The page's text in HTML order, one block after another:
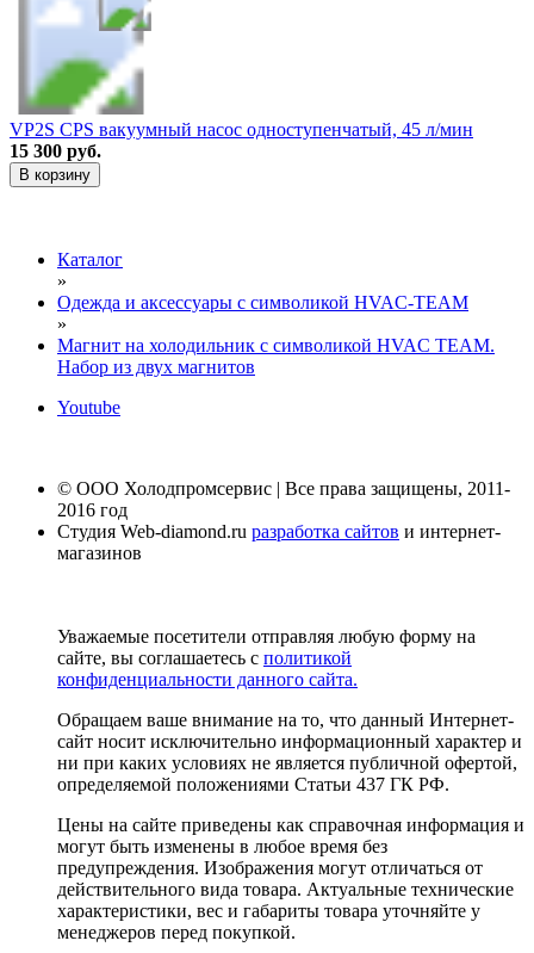
VP2S CPS вакуумный насос одноступенчатый, 45 л/мин
15 300 руб.
В корзину
Каталог
»
Одежда и аксессуары с символикой HVAC-TEAM
»
Магнит на холодильник с символикой HVAC TEAM.
Набор из двух магнитов
Youtube
© ООО Холодпромсервис | Все права защищены, 2011-
2016 год
Студия Web-diamond.ru разработка сайтов и интернет-
магазинов
Уважаемые посетители отправляя любую форму на
сайте, вы соглашаетесь с политикой
конфиденциальности данного сайта.
Обращаем ваше внимание на то, что данный Интернет-
сайт носит исключительно информационный характер и
ни при каких условиях не является публичной офертой,
определяемой положениями Статьи 437 ГК РФ.
Цены на сайте приведены как справочная информация и
могут быть изменены в любое время без
предупреждения. Изображения могут отличаться от
действительного вида товара. Актуальные технические
характеристики, вес и габариты товара уточняйте у
менеджеров перед покупкой.